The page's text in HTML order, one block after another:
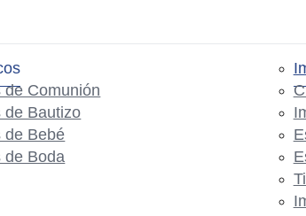
de Comunión
de Bautizo
de Bebé
de Boda